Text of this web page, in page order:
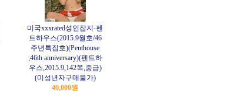
미국xxxrated성인잡지-펜
트하우스(2015.9월호/46
주년특집호)(Penthouse
;46th anniversary)(펜트하
우스,2015.9,142쪽,중급)
(미성년자구매불가)
40,000원